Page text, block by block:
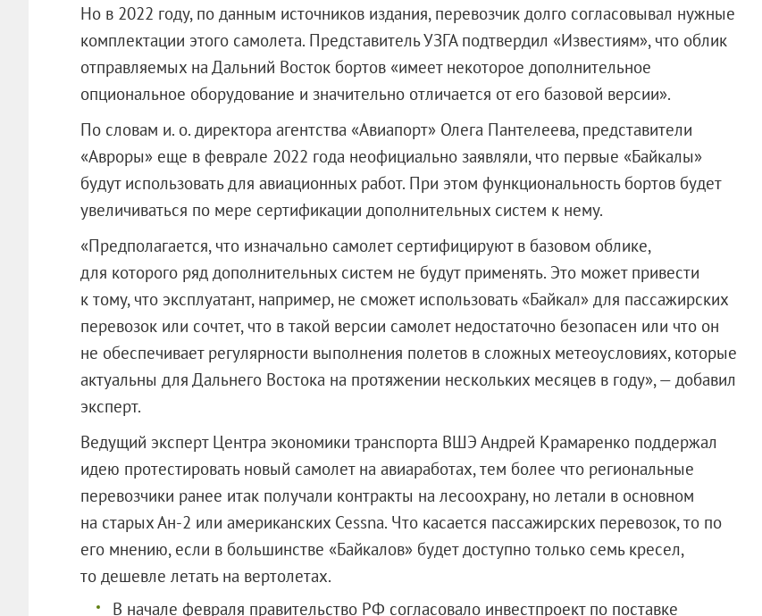
Но в 2022 году, по данным источников издания, перевозчик долго согласовывал нужные
комплектации этого самолета. Представитель УЗГА подтвердил «Известиям», что облик
отправляемых на Дальний Восток бортов «имеет некоторое дополнительное
опциональное оборудование и значительно отличается от его базовой версии».
По словам и. о. директора агентства «Авиапорт» Олега Пантелеева, представители
«Авроры» еще в феврале 2022 года неофициально заявляли, что первые «Байкалы»
будут использовать для авиационных работ. При этом функциональность бортов будет
увеличиваться по мере сертификации дополнительных систем к нему.
«Предполагается, что изначально самолет сертифицируют в базовом облике,
для которого ряд дополнительных систем не будут применять. Это может привести
к тому, что эксплуатант, например, не сможет использовать «Байкал» для пассажирских
перевозок или сочтет, что в такой версии самолет недостаточно безопасен или что он
не обеспечивает регулярности выполнения полетов в сложных метеоусловиях, которые
актуальны для Дальнего Востока на протяжении нескольких месяцев в году», — добавил
эксперт.
Ведущий эксперт Центра экономики транспорта ВШЭ Андрей Крамаренко поддержал
идею протестировать новый самолет на авиаработах, тем более что региональные
перевозчики ранее итак получали контракты на лесоохрану, но летали в основном
на старых Ан-2 или американских Cessna. Что касается пассажирских перевозок, то по
его мнению, если в большинстве «Байкалов» будет доступно только семь кресел,
то дешевле летать на вертолетах.
В начале февраля правительство РФ согласовало инвестпроект по поставке